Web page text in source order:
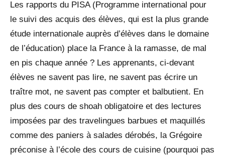
Les rapports du PISA (Programme international pour
le suivi des acquis des élèves, qui est la plus grande
étude internationale auprès d’élèves dans le domaine
de l’éducation) place la France à la ramasse, de mal
en pis chaque année ? Les apprenants, ci-devant
élèves ne savent pas lire, ne savent pas écrire un
traître mot, ne savent pas compter et balbutient. En
plus des cours de shoah obligatoire et des lectures
imposées par des travelingues barbues et maquillés
comme des paniers à salades dérobés, la Grégoire
préconise à l’école des cours de cuisine (pourquoi pas